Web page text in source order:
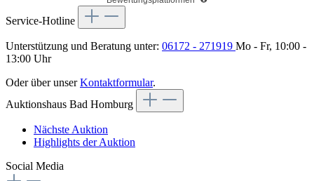
Service-Hotline
Unterstützung und Beratung unter: 06172 - 271919 Mo - Fr, 10:00 -
13:00 Uhr
Oder über unserKontaktformular.
Auktionshaus Bad Homburg
Nächste Auktion
Highlights der Auktion
Social Media